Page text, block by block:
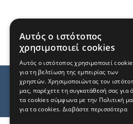
Αυτός ο ιστότοπος
χρησιμοποιεί cookies
Αυτός ο ιστότοπος χρησιμοποιεί
για τη βελτίωση της εμπειρίας των
χρηστών. Χρησιμοποιώντας τον
μας, παρέχετε τη συγκατάθεσή σας για
τα cookies σύμφωνα με την Πολιτική
για τα cookies. Διαβάστε περισσότερα